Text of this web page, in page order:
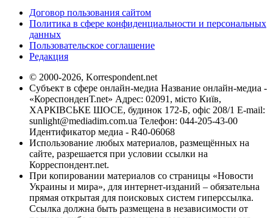
Договор пользования сайтом
Политика в сфере конфиденциальности и персональных
данных
Пользовательское соглашение
Редакция
© 2000-2026, Korrespondent.net
Субъект в сфере онлайн-медиа Название онлайн-медиа -
«КореспонденТ.net» Адрес: 02091, місто Київ,
ХАРКІВСЬКЕ ШОСЕ, будинок 172-Б, офіс 208/1 E-mail:
sunlight@mediadim.com.ua Телефон: 044-205-43-00
Идентификатор медиа - R40-06068
Использование любых материалов, размещённых на
сайте, разрешается при условии ссылки на
Корреспондент.net.
При копировании материалов со страницы «Новости
Украины и мира», для интернет-изданий – обязательна
прямая открытая для поисковых систем гиперссылка.
Ссылка должна быть размещена в независимости от